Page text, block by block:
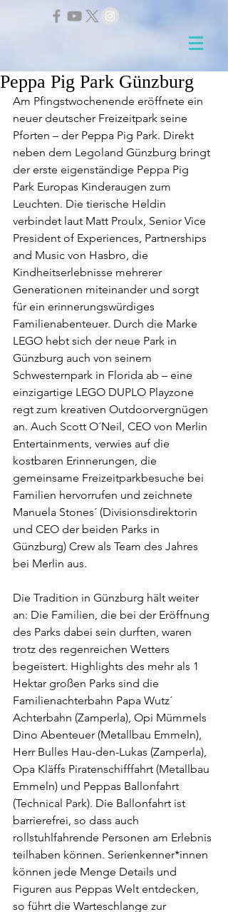
Peppa Pig Park Günzburg
Am Pfingstwochenende eröffnete ein
neuer deutscher Freizeitpark seine
Pforten – der Peppa Pig Park. Direkt
neben dem Legoland Günzburg bringt
der erste eigenständige Peppa Pig
Park Europas Kinderaugen zum
Leuchten. Die tierische Heldin
verbindet laut Matt Proulx, Senior Vice
President of Experiences, Partnerships
and Music von Hasbro, die
Kindheitserlebnisse mehrerer
Generationen miteinander und sorgt
für ein erinnerungswürdiges
Familienabenteuer. Durch die Marke
LEGO hebt sich der neue Park in
Günzburg auch von seinem
Schwesternpark in Florida ab – eine
einzigartige LEGO DUPLO Playzone
regt zum kreativen Outdoorvergnügen
an. Auch Scott O´Neil, CEO von Merlin
Entertainments, verwies auf die
kostbaren Erinnerungen, die
gemeinsame Freizeitparkbesuche bei
Familien hervorrufen und zeichnete
Manuela Stones´ (Divisionsdirektorin
und CEO der beiden Parks in
Günzburg) Crew als Team des Jahres
bei Merlin aus.
Die Tradition in Günzburg hält weiter
an: Die Familien, die bei der Eröffnung
des Parks dabei sein durften, waren
trotz des regenreichen Wetters
begeistert. Highlights des mehr als 1
Hektar großen Parks sind die
Familienachterbahn Papa Wutz´
Achterbahn (Zamperla), Opi Mümmels
Dino Abenteuer (Metallbau Emmeln),
Herr Bulles Hau-den-Lukas (Zamperla),
Opa Kläffs Piratenschifffahrt (Metallbau
Emmeln) und Peppas Ballonfahrt
(Technical Park). Die Ballonfahrt ist
barrierefrei, so dass auch
rollstuhlfahrende Personen am Erlebnis
teilhaben können. Serienkenner*innen
können jede Menge Details und
Figuren aus Peppas Welt entdecken,
so führt die Warteschlange zur